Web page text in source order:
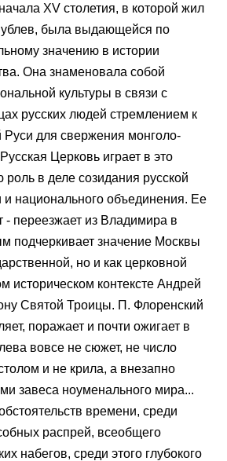
XV столетия, в которой жил
была выдающейся по
значению в истории
Она знаменовала собой
культуры в связи с
русских людей стремлением к
для свержения монголо-
Церковь играет в это
в деле созидания русской
и национального объединения. Ее
- переезжает из Владимира в
подчеркивает значение Москвы
но и как церковной
историческом контексте Андрей
Святой Троицы. П. Флоренский
поражает и почти ожигает в
вовсе не сюжет, не число
и не крила, а внезапно
завеса ноуменального мира...
времени, среди
распрей, всеобщего
набегов, среди этого глубокого